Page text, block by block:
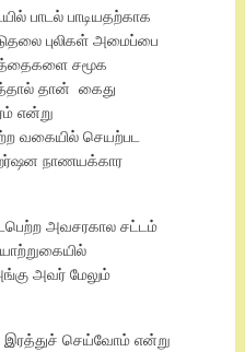
பாடல் பாடியதற்காக
புலிகள் அமைப்பை
சமூக
தான் கைது
என்று
வகையில் செயற்பட
நாணயக்கார
அவசரகால சட்டம்
அவர் மேலும்
செய்வோம் என்று